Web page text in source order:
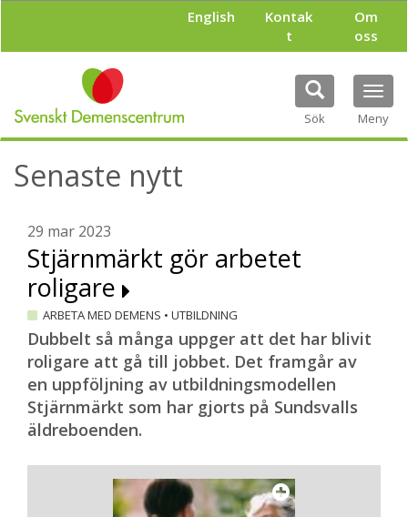
l
English
Kontak
t
Om
oss
Sök Meny
Senaste nytt
29 mar 2023
Stjärnmärkt gör arbetet
roligare
ARBETA MED DEMENS • UTBILDNING
Dubbelt så många uppger att det har blivit
roligare att gå till jobbet. Det framgår av
en uppföljning av utbildningsmodellen
Stjärnmärkt som har gjorts på Sundsvalls
äldreboenden.